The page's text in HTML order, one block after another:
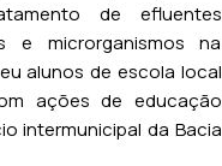
de efluentes
e microrganismos na
alunos de escola local
ações de educação
intermunicipal da Bacia